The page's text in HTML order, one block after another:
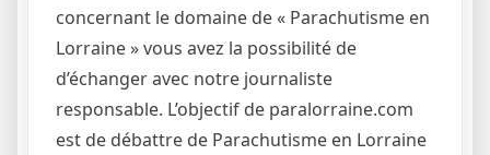
concernant le domaine de « Parachutisme en
Lorraine » vous avez la possibilité de
d’échanger avec notre journaliste
responsable. L’objectif de paralorraine.com
est de débattre de Parachutisme en Lorraine